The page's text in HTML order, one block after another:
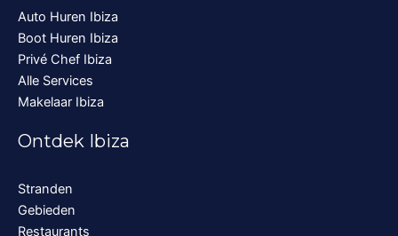
Auto Huren Ibiza
Boot Huren Ibiza
Privé Chef Ibiza
Alle Services
Makelaar Ibiza
Ontdek Ibiza
Stranden
Gebieden
Restaurants